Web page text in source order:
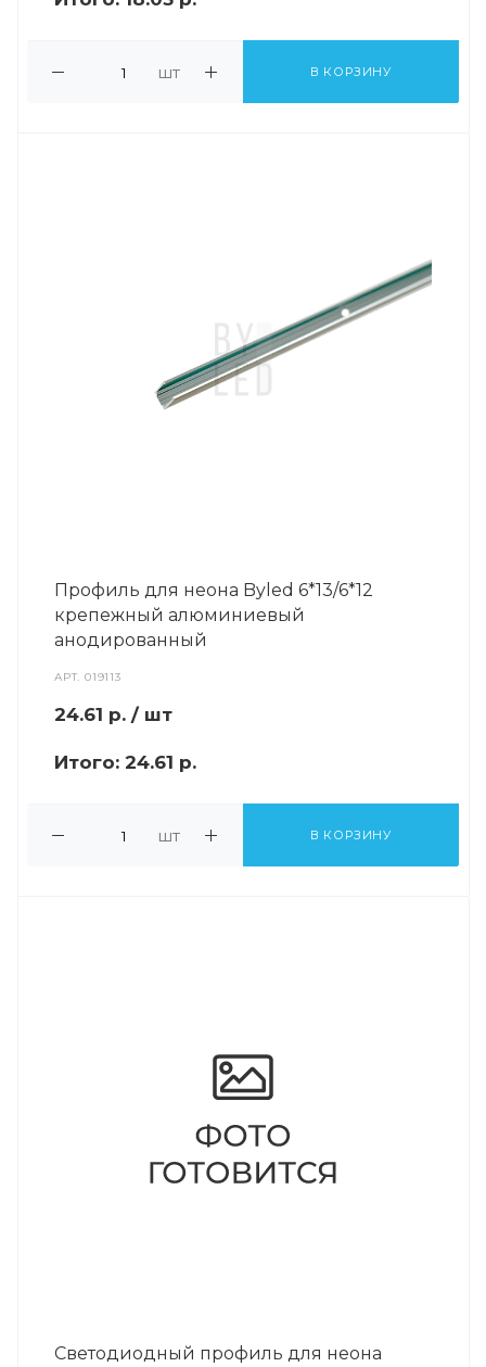
шт В КОРЗИНУ
Профиль для неона Byled 6*13/6*12
крепежный алюминиевый
анодированный
АРТ.019113
24.61 р. / шт
Итого: 24.61 р.
шт В КОРЗИНУ
Светодиодный профиль для неона